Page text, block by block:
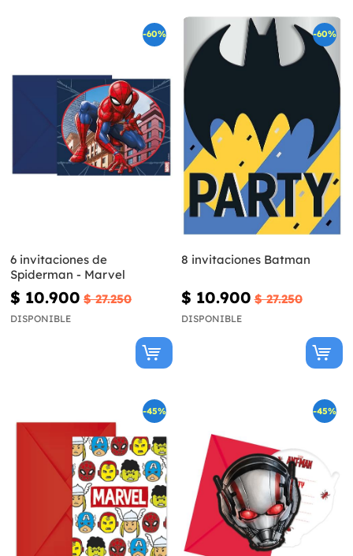
-60%
6 invitaciones de
Spiderman - Marvel
$ 10.900 $ 27.250
DISPONIBLE
-60%
8 invitaciones Batman
$ 10.900 $ 27.250
DISPONIBLE
-45% -45%